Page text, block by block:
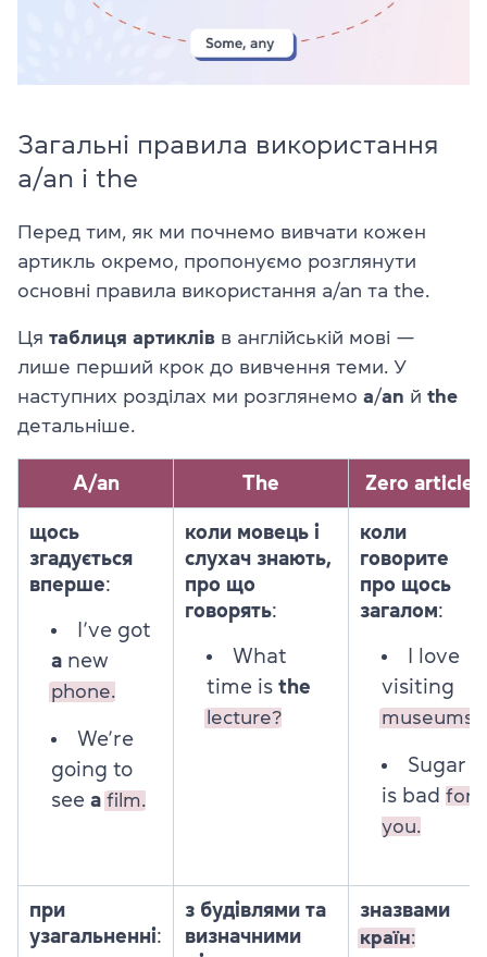
Загальні правила використання
a/an і the
Перед тим, як ми почнемо вивчати кожен
артикль окремо, пропонуємо розглянути
основні правила використання a/an та the.
Ця таблиця артиклів в англійській мові —
лише перший крок до вивчення теми. У
наступних розділах ми розглянемо a/an й the
детальніше.
A/an The Zero article
щось
згадується
вперше:
I’ve got
a new
phone.
We’re
going to
see a film.
коли мовець і
слухач знають,
про що
говорять:
What
time is the
lecture?
коли
говорите
про щось
загалом:
I love
visiting
museums.
Sugar
is bad for
you.
при
узагальненні:
з будівлями та
визначними
зназвами
країн: